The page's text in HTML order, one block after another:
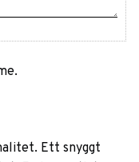
Ett snyggt